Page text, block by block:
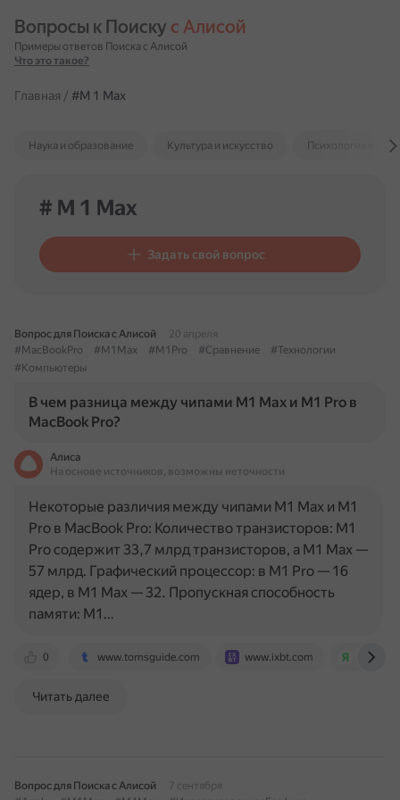
Вопросы к Поиску с Алисой
Примеры ответов Поиска с Алисой
Что это такое?
Главная / #M 1 Max
Наука и образование Культура и искусство Психология и
# M 1 Max
Задать свой вопрос
Вопрос для Поиска с Алисой
20 апреля
#MacBookPro
#M1Max #M1Pro #Сравнение
#Технологии
#Компьютеры
В чем разница между чипами M1 Max и M1 Pro в
MacBook Pro?
Алиса
На основе источников, возможны неточности
0 www.tomsguide.com www.ixbt.com
Некоторые различия между чипами M1 Max и M1
Pro в MacBook Pro: Количество транзисторов: M1
Pro содержит 33,7 млрд транзисторов, а M1 Max —
57 млрд. Графический процессор: в M1 Pro — 16
ядер, в M1 Max — 32. Пропускная способность
памяти: M1…
Читать далее
Вопрос для Поиска с Алисой
7 сентября